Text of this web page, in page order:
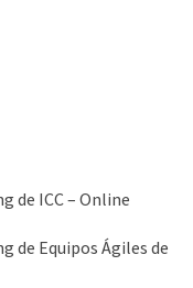
de ICC – Online
de Equipos Ágiles de